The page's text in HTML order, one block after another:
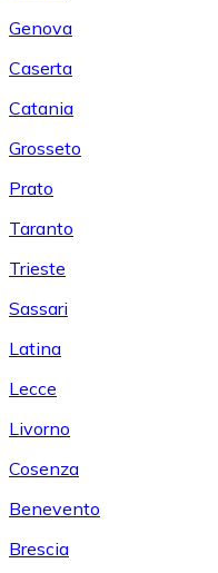
Genova
Caserta
Catania
Grosseto
Prato
Taranto
Trieste
Sassari
Latina
Lecce
Livorno
Cosenza
Benevento
Brescia